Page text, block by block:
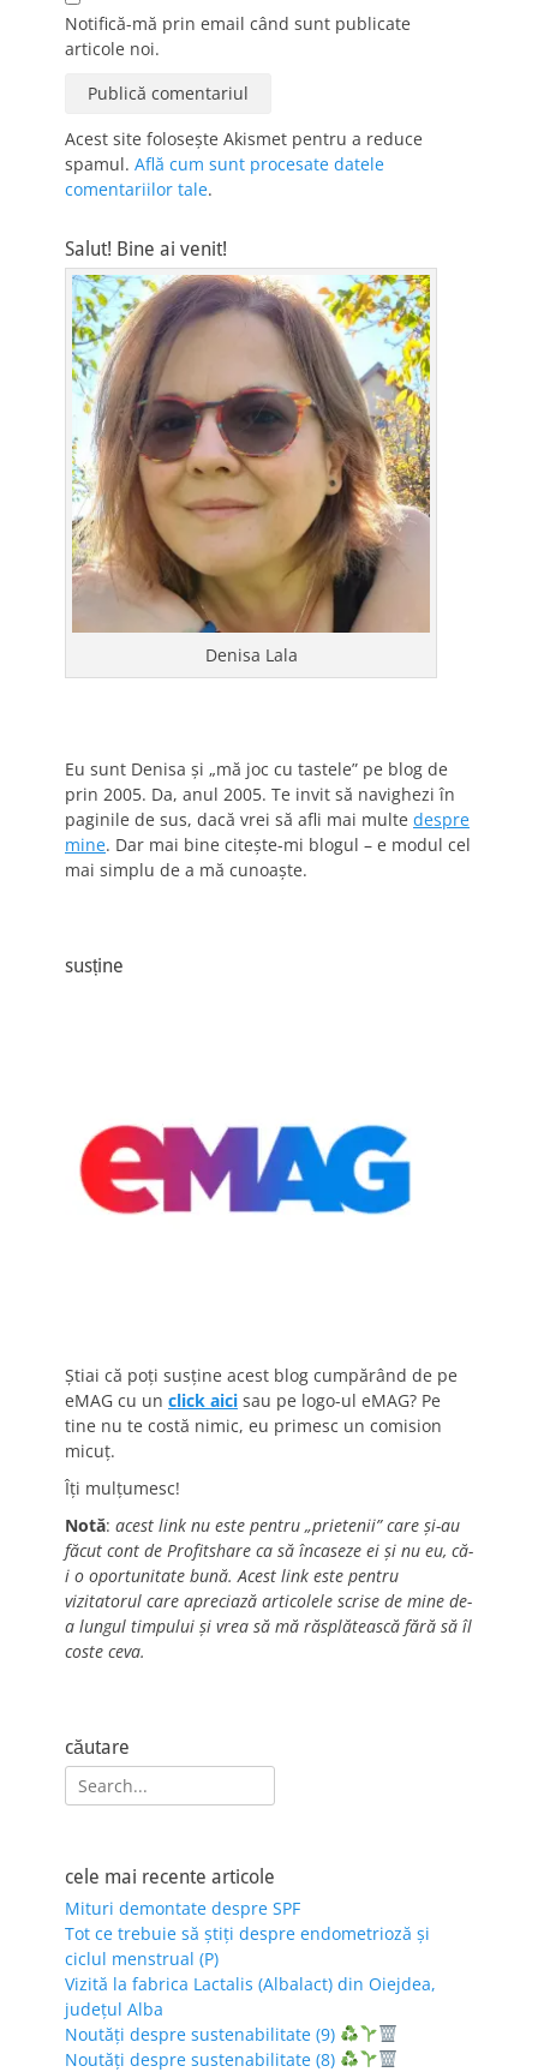
Notifică-mă prin email când sunt publicate
articole noi.
Acest site folosește Akismet pentru a reduce
spamul. Află cum sunt procesate datele
comentariilor tale.
Salut! Bine ai venit!
Denisa Lala
Eu sunt Denisa și „mă joc cu tastele” pe blog de
prin 2005. Da, anul 2005. Te invit să navighezi în
paginile de sus, dacă vrei să afli mai multe despre
mine. Dar mai bine citește-mi blogul – e modul cel
mai simplu de a mă cunoaște.
susține
Știai că poți susține acest blog cumpărând de pe
eMAG cu un click aici sau pe logo-ul eMAG? Pe
tine nu te costă nimic, eu primesc un comision
micuț.
Îți mulțumesc!
Notă: acest link nu este pentru „prietenii” care și-au
făcut cont de Profitshare ca să încaseze ei și nu eu, că-
i o oportunitate bună. Acest link este pentru
vizitatorul care apreciază articolele scrise de mine de-
a lungul timpului și vrea să mă răsplătească fără să îl
coste ceva.
căutare
Search
for:
cele mai recente articole
Mituri demontate despre SPF
Tot ce trebuie să știți despre endometrioză și
ciclul menstrual (P)
Vizită la fabrica Lactalis (Albalact) din Oiejdea,
județul Alba
Noutăți despre sustenabilitate (9)
Noutăți despre sustenabilitate (8)